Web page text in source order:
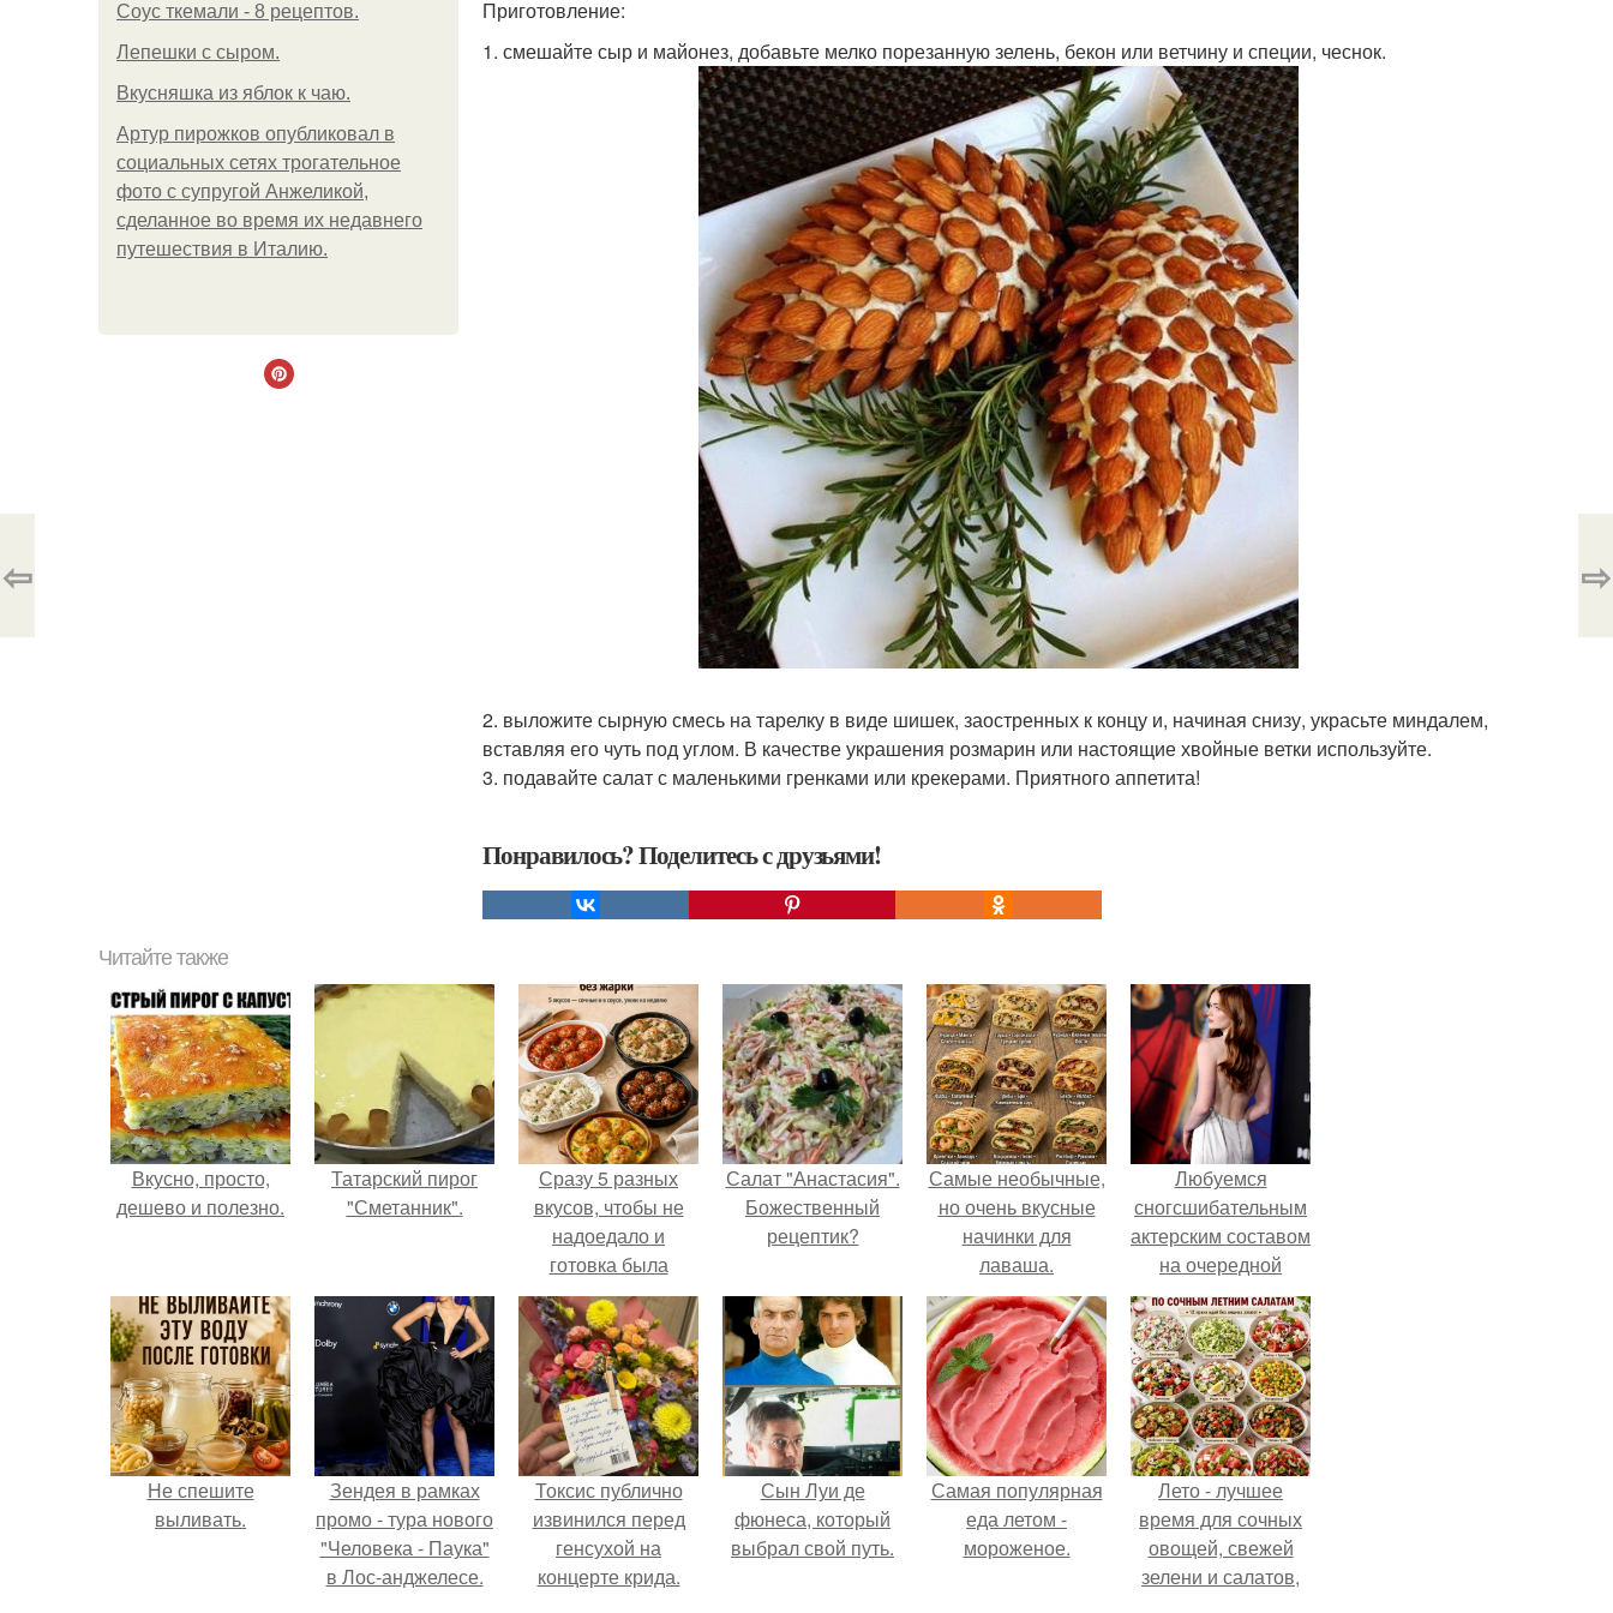
Соус ткемали - 8 рецептов.
Лепешки с сыром.
Вкусняшка из яблок к чаю.
Артур пирожков опубликовал в
социальных сетях трогательное
фото с супругой Анжеликой,
сделанное во время их недавнего
путешествия в Италию.
Приготовление:
1. смешайте сыр и майонез, добавьте мелко порезанную зелень, бекон или ветчину и специи, чеснок.
2. выложите сырную смесь на тарелку в виде шишек, заостренных к концу и, начиная снизу, украсьте миндалем,
вставляя его чуть под углом. В качестве украшения розмарин или настоящие хвойные ветки используйте.
3. подавайте салат с маленькими гренками или крекерами. Приятного аппетита!
Понравилось? Поделитесь с друзьями!
⇦ ⇨
Читайте также
Вкусно, просто,
дешево и полезно.
Татарский пирог
"Сметанник".
Сразу 5 разных
вкусов, чтобы не
надоедало и
готовка была
проще.
Салат "Анастасия".
Божественный
рецептик?
Самые необычные,
но очень вкусные
начинки для
лаваша.
Любуемся
сногсшибательным
актерским составом
на очередной
премьере нового
человека - паука.
Не спешите
выливать.
Зендея в рамках
промо - тура нового
"Человека - Паука"
в Лос-анджелесе.
Токсис публично
извинился перед
генсухой на
концерте крида.
Сын Луи де
фюнеса, который
выбрал свой путь.
Самая популярная
еда летом -
мороженое.
Лето - лучшее
время для сочных
овощей, свежей
зелени и салатов,